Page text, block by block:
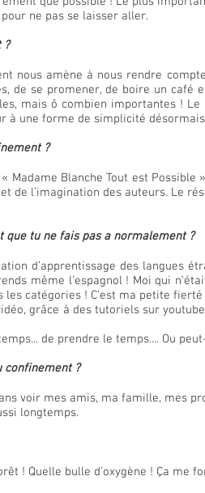
ne pas se laisser aller.
?
nous amène à nous rendre
de se promener, de boire un café
mais ô combien importantes !
à une forme de simplicité
?
Madame Blanche Tout est
de l’imagination des auteurs. Le
que tu ne fais pas a normalement ?
d’apprentissage des langues
même l’espagnol ! Moi qui
catégories ! C’est ma petite
grâce à des tutoriels sur
de prendre le temps.... Ou
confinement ?
voir mes amis, ma famille, mes
longtemps.
! Quelle bulle d’oxygène ! Ça